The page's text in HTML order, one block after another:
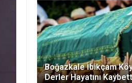
Boğazkale İbikçam
Derler Hayatını